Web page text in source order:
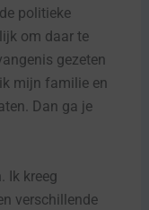
politieke
om daar te
gezeten
mijn familie en
Dan ga je
Ik kreeg
verschillende